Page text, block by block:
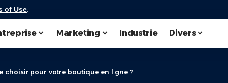
of Use
Marketing Industrie Divers
choisir pour votre boutique en ligne ?